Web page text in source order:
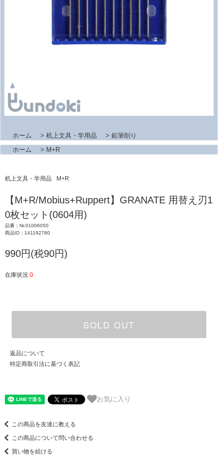
ホーム > 机上文具・学用品 > 鉛筆削り
ホーム
> M+R
机上文具・学用品 M+R
【M+R/Mobius+Ruppert】GRANATE 用替え刃1
0枚セット(0604用)
品番：Nr.01006050
商品ID：141192780
990円(税90円)
在庫状況 0
SOLD OUT
返品について
特定商取引法に基づく表記
お気に入り
この商品を友達に教える
この商品について問い合わせる
買い物を続ける